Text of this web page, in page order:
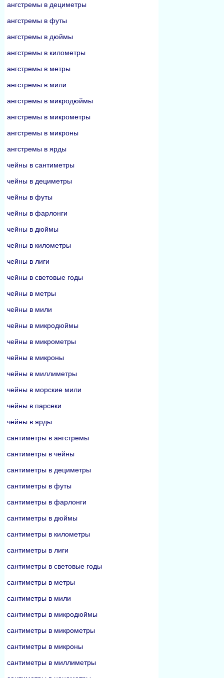
ангстремы в дециметры
ангстремы в футы
ангстремы в дюймы
ангстремы в километры
ангстремы в метры
ангстремы в мили
ангстремы в микродюймы
ангстремы в микрометры
ангстремы в микроны
ангстремы в ярды
чейны в сантиметры
чейны в дециметры
чейны в футы
чейны в фарлонги
чейны в дюймы
чейны в километры
чейны в лиги
чейны в световые годы
чейны в метры
чейны в мили
чейны в микродюймы
чейны в микрометры
чейны в микроны
чейны в миллиметры
чейны в морские мили
чейны в парсеки
чейны в ярды
сантиметры в ангстремы
сантиметры в чейны
сантиметры в дециметры
сантиметры в футы
сантиметры в фарлонги
сантиметры в дюймы
сантиметры в километры
сантиметры в лиги
сантиметры в световые годы
сантиметры в метры
сантиметры в мили
сантиметры в микродюймы
сантиметры в микрометры
сантиметры в микроны
сантиметры в миллиметры